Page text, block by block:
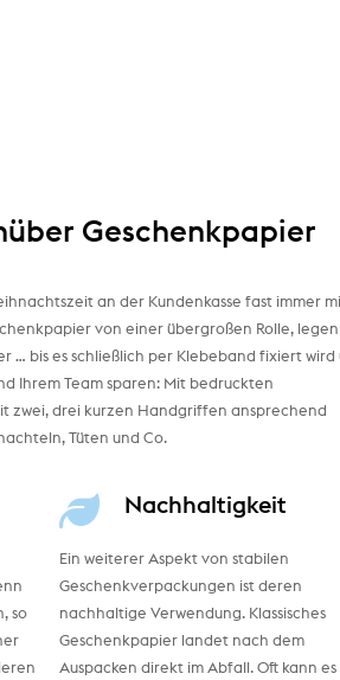
Geschenkpapier
an der Kundenkasse fast immer
von einer übergroßen Rolle,
… bis es schließlich per Klebeband fixiert wird
Ihrem Team sparen: Mit bedruckten
zwei, drei kurzen Handgriffen ansprechend
Tüten und Co.
so
Nachhaltigkeit
Ein weiterer Aspekt von stabilen
Geschenkverpackungen ist deren
nachhaltige Verwendung. Klassisches
Geschenkpapier landet nach dem
Auspacken direkt im Abfall. Oft kann es